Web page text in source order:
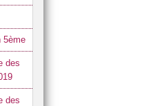
5ème
des
des